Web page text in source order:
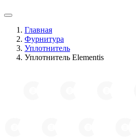
Главная
Фурнитура
Уплотнитель
Уплотнитель Elementis